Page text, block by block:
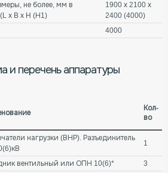
не более, мм в
х B х H (Н1)
1900 х 2100 х
2400 (4000)
4000
и перечень аппаратуры
Кол-
во
нагрузки (ВНР). Разъединитель
1
вентильный или ОПН 10(6)*
3